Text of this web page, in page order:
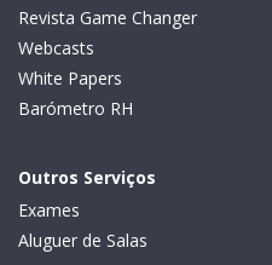
Revista Game Changer
Webcasts
White Papers
Barómetro RH
Outros Serviços
Exames
Aluguer de Salas